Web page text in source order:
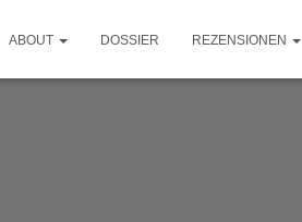
ABOUT DOSSIER REZENSIONEN